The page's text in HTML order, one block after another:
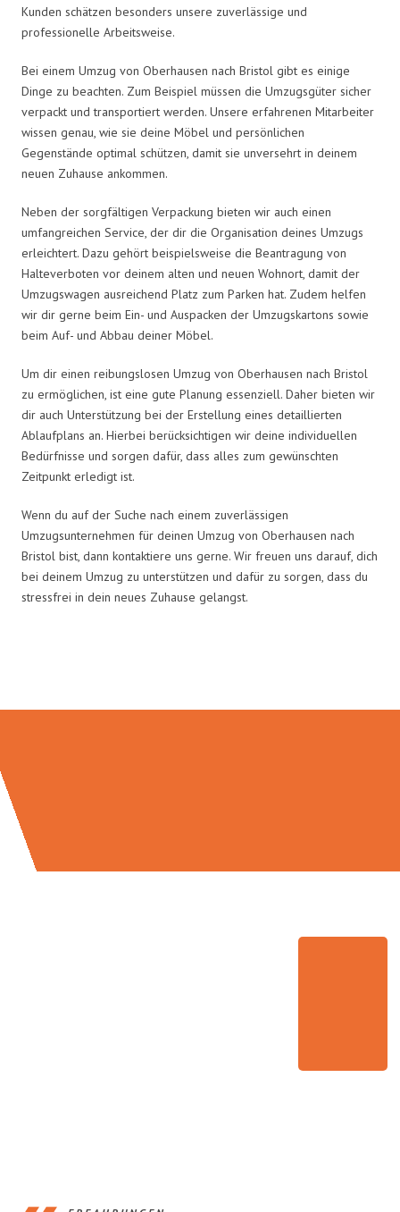
Kunden schätzen besonders unsere zuverlässige und
professionelle Arbeitsweise.
Bei einem Umzug von Oberhausen nach Bristol gibt es einige
Dinge zu beachten. Zum Beispiel müssen die Umzugsgüter sicher
verpackt und transportiert werden. Unsere erfahrenen Mitarbeiter
wissen genau, wie sie deine Möbel und persönlichen
Gegenstände optimal schützen, damit sie unversehrt in deinem
neuen Zuhause ankommen.
Neben der sorgfältigen Verpackung bieten wir auch einen
umfangreichen Service, der dir die Organisation deines Umzugs
erleichtert. Dazu gehört beispielsweise die Beantragung von
Halteverboten vor deinem alten und neuen Wohnort, damit der
Umzugswagen ausreichend Platz zum Parken hat. Zudem helfen
wir dir gerne beim Ein- und Auspacken der Umzugskartons sowie
beim Auf- und Abbau deiner Möbel.
Um dir einen reibungslosen Umzug von Oberhausen nach Bristol
zu ermöglichen, ist eine gute Planung essenziell. Daher bieten wir
dir auch Unterstützung bei der Erstellung eines detaillierten
Ablaufplans an. Hierbei berücksichtigen wir deine individuellen
Bedürfnisse und sorgen dafür, dass alles zum gewünschten
Zeitpunkt erledigt ist.
Wenn du auf der Suche nach einem zuverlässigen
Umzugsunternehmen für deinen Umzug von Oberhausen nach
Bristol bist, dann kontaktiere uns gerne. Wir freuen uns darauf, dich
bei deinem Umzug zu unterstützen und dafür zu sorgen, dass du
stressfrei in dein neues Zuhause gelangst.